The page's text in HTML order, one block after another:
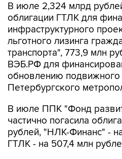
В июле 2,324 млрд
облигации ГТЛК для
инфраструктурного
льготного лизинга
транспорта", 773,9 млн
ВЭБ.РФ для
обновлению подвижного
Петербургского
В июле ППК "Фонд
частично погасила
рублей, "НЛК-Финанс" -
ГТЛК - на 507,4 млн